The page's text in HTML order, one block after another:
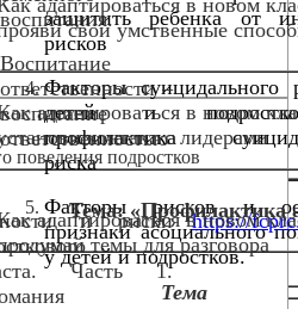
защитить ребенка от
рисков
Факторы суицидального
детей и
профилактика
риска
Факторы рисков и
признаки асоциального
у детей и подростков.
воспитания.
Воспитание
ответственности –
воспитание
ответственностью
и риски
Часть 1.
https://
свои умственные
адаптироваться в новом
контакт с лидерами
адаптироваться в новом
темы для разговора
поведения подростков
Тема: «Профилактика
Тема